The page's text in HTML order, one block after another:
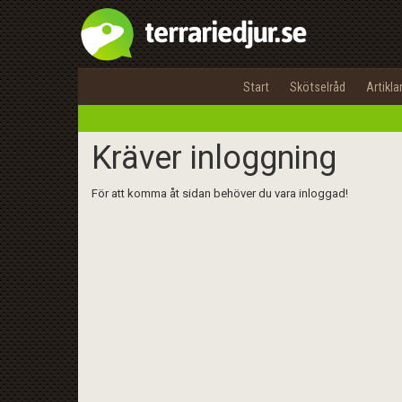
Start Skötselråd Artiklar
Kräver inloggning
För att komma åt sidan behöver du vara inloggad!